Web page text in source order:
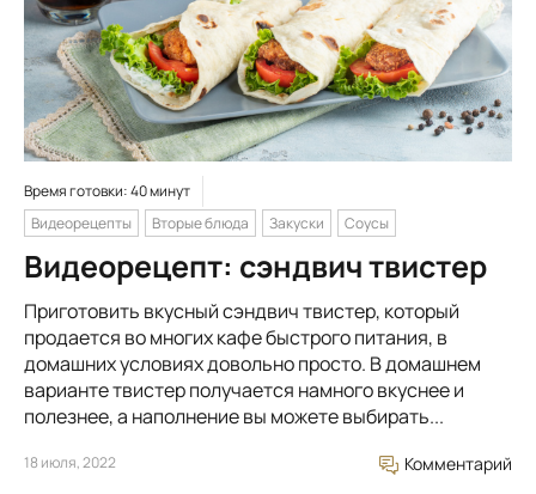
Время готовки: 40 минут
Видеорецепты
Вторые блюда Закуски Соусы
Видеорецепт: сэндвич твистер
Приготовить вкусный сэндвич твистер, который
продается во многих кафе быстрого питания, в
домашних условиях довольно просто. В домашнем
варианте твистер получается намного вкуснее и
полезнее, а наполнение вы можете выбирать...
18 июля, 2022 Комментарий